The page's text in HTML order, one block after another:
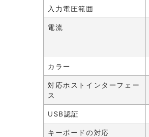
入力電圧範囲
電流
カラー
対応ホストインターフェー
ス
USB認証
キーボードの対応